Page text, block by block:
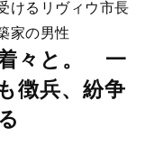
けるリヴィウ市長
家の男性
々と。 一
徴兵、紛争